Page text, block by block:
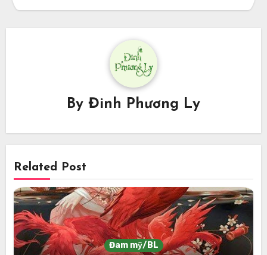
By Đinh Phương Ly
Related Post
Đam mỹ/BL